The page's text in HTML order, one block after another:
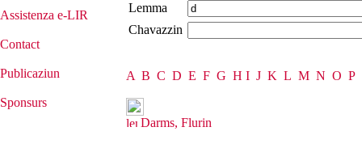
Assistenza e-LIR
Contact
Publicaziun
Sponsurs
Lemma
Chavazzin
A B C D E F G H I J K L M N O P
Darms, Flurin